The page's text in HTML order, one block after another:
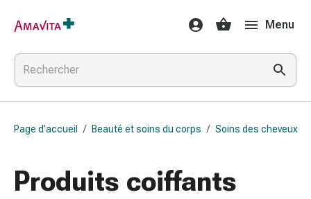
Médicaments
et
traitements
Lésions
cutanées
et
Compresses
Bandes
élastiques
Menu
Page d’accueil / Beauté et soins du corps / Soins des cheveux
Produits coiffants